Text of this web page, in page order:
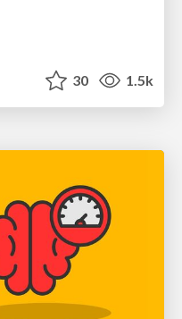
30 1.5k